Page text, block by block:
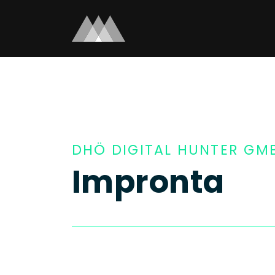
DHÖ DIGITAL HUNTER
Impronta